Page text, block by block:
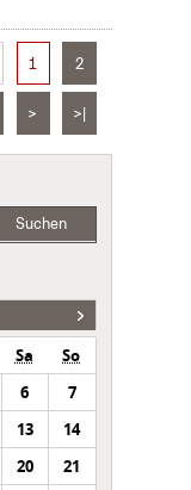
1 2
> >|
Suchen
Sa
So
6
7
13
14
20
21